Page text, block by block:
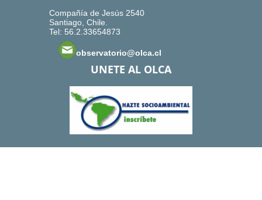
Compañía de Jesús 2540
Santiago, Chile.
Tel: 56.2.33654873
observatorio@olca.cl
UNETE AL OLCA